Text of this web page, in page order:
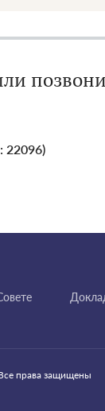
22096)
права защищены